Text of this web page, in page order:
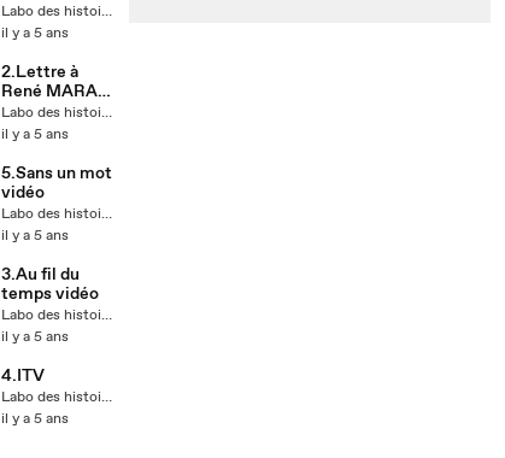
vidéo
Labo des histoires
il y a 5 ans
2.Lettre à
René MARAN
vidéo
Labo des histoires
il y a 5 ans
5.Sans un mot
vidéo
Labo des histoires
il y a 5 ans
3.Au fil du
temps vidéo
Labo des histoires
il y a 5 ans
4.ITV
Labo des histoires
il y a 5 ans